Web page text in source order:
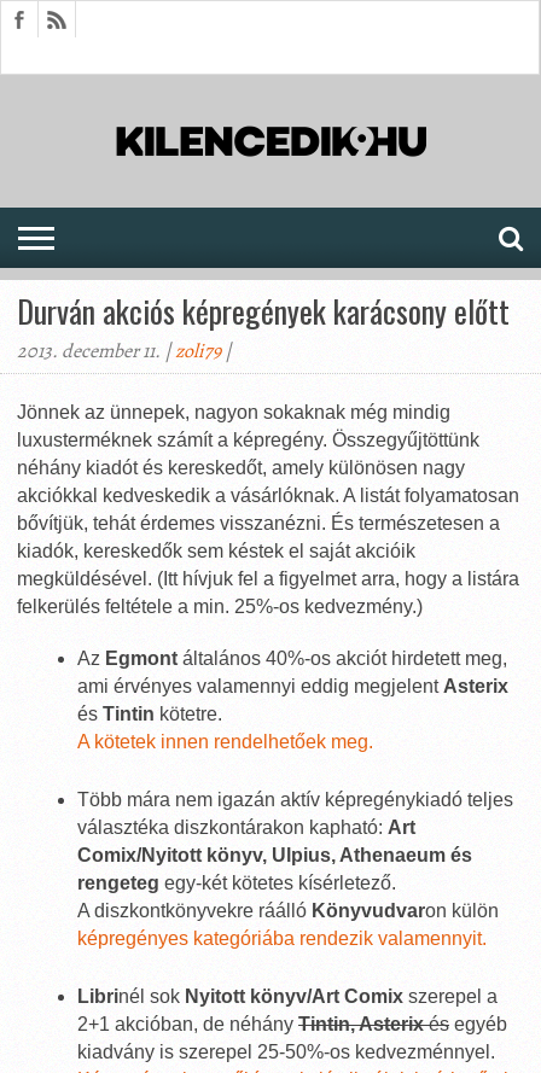
Durván akciós képregények karácsony előtt
2013. december 11. |zoli79|
Jönnek az ünnepek, nagyon sokaknak még mindig
luxusterméknek számít a képregény. Összegyűjtöttünk
néhány kiadót és kereskedőt, amely különösen nagy
akciókkal kedveskedik a vásárlóknak. A listát folyamatosan
bővítjük, tehát érdemes visszanézni. És természetesen a
kiadók, kereskedők sem késtek el saját akcióik
megküldésével. (Itt hívjuk fel a figyelmet arra, hogy a listára
felkerülés feltétele a min. 25%-os kedvezmény.)
Az Egmont általános 40%-os akciót hirdetett meg,
ami érvényes valamennyi eddig megjelentAsterix
és Tintin kötetre.
A kötetek innen rendelhetőek meg.
Több mára nem igazán aktív képregénykiadó teljes
választéka diszkontárakon kapható: Art
Comix/Nyitott könyv, Ulpius, Athenaeum és
rengeteg egy-két kötetes kísérletező.
A diszkontkönyvekre ráálló Könyvudvaron külön
képregényes kategóriába rendezik valamennyit.
Librinél sok Nyitott könyv/Art Comix szerepel a
2+1 akcióban, de néhány Tintin, Asterixés egyéb
kiadvány is szerepel 25-50%-os kedvezménnyel.